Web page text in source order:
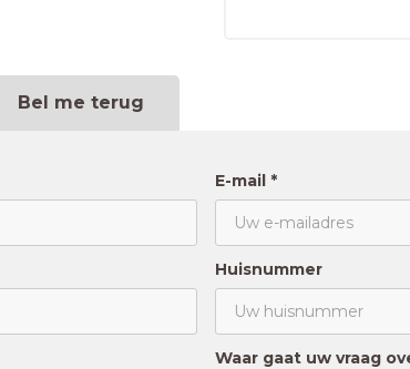
Bel me terug
E-mail *
Huisnummer
Waar gaat uw vraag